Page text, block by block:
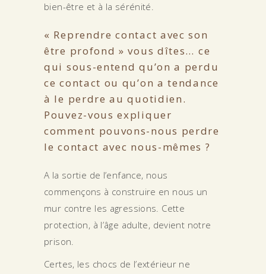
bien-être et à la sérénité.
« Reprendre contact avec son
être profond » vous dîtes… ce
qui sous-entend qu’on a perdu
ce contact ou qu’on a tendance
à le perdre au quotidien.
Pouvez-vous expliquer
comment pouvons-nous perdre
le contact avec nous-mêmes ?
A la sortie de l’enfance, nous
commençons à construire en nous un
mur contre les agressions. Cette
protection, à l’âge adulte, devient notre
prison.
Certes, les chocs de l’extérieur ne